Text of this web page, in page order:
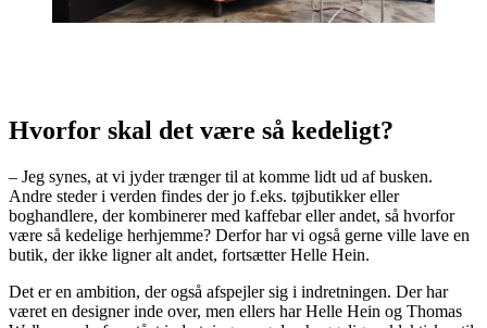
Hvorfor skal det være så kedeligt?
– Jeg synes, at vi jyder trænger til at komme lidt ud af busken.
Andre steder i verden findes der jo f.eks. tøjbutikker eller
boghandlere, der kombinerer med kaffebar eller andet, så hvorfor
være så kedelige herhjemme? Derfor har vi også gerne ville lave en
butik, der ikke ligner alt andet, fortsætter Helle Hein.
Det er en ambition, der også afspejler sig i indretningen. Der har
været en designer inde over, men ellers har Helle Hein og Thomas